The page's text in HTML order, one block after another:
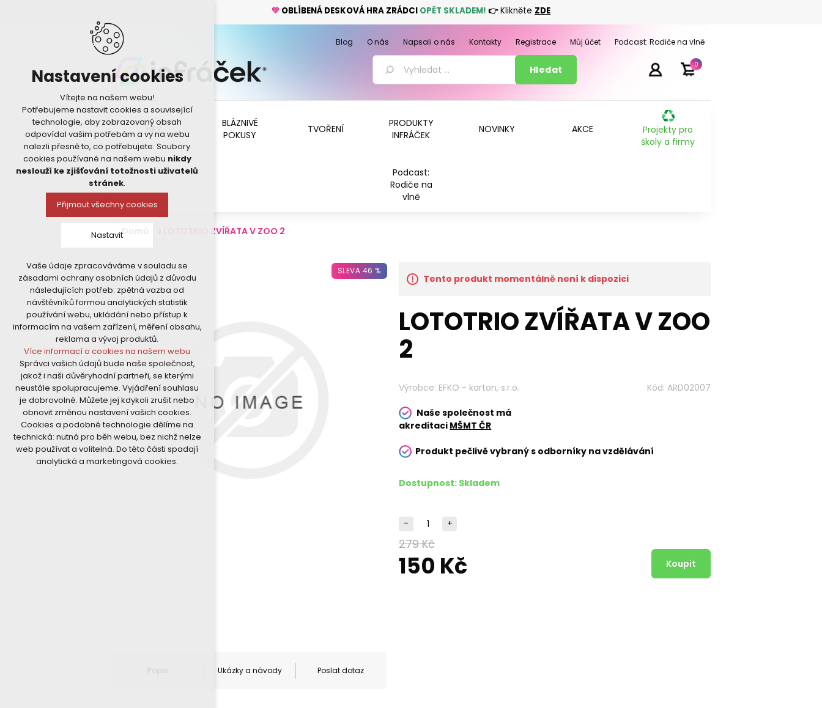
💚 OBLÍBENÁ DESKOVÁ HRA ZRÁDCI OPĚT SKLADEM! 👉Klikněte ZDE
Nastavení cookies
Vítejte na našem webu!
Potřebujeme nastavit cookies a související
technologie, aby zobrazovaný obsah
odpovídal vašim potřebám a vy na webu
nalezli přesně to, co potřebujete. Soubory
cookies používané na našem webu nikdy
neslouží ke zjišťování totožnosti uživatelů
stránek.
Přijmout všechny cookies
Nastavit
Technická cookies
nutná pro provozování webu
udržení kontextu stránek (session):
případná přihlášení, volby jazyka, apod.
Volitelná cookies
analytická pro anonymizované
vyhodnocení návštěvnosti
marketingová cookies (Google)
Více informací o cookies na našem webu
Přijmout všechny cookies
Odmítnout vše
Vaše údaje zpracováváme v souladu se
zásadami ochrany osobních údajů z důvodu
následujících potřeb: zpětná vazba od
návštěvníků formou analytických statistik
používání webu, ukládání nebo přístup k
informacím na vašem zařízení, měření obsahu,
reklama a vývoj produktů.
Více informací o cookies na našem webu
Správci vašich údajů bude naše společnost,
jakož i naši důvěryhodní partneři, se kterými
neustále spolupracujeme. Vyjádření souhlasu
je dobrovolné. Můžete jej kdykoli zrušit nebo
obnovit změnou nastavení vašich cookies.
Cookies a podobné technologie dělíme na
technická: nutná pro běh webu, bez nichž nelze
web používat a volitelná. Do této části spadají
analytická a marketingová cookies.
0
HRY
BLÁZNIVÉ
POKUSY
TVOŘENÍ
PRODUKTY
INFRÁČEK
NOVINKY AKCE
Projekty pro
školy a firmy
Podcast:
Rodiče na
vlně
Blog O nás Napsali o nás Kontakty Registrace Můj účet Podcast: Rodiče na vlně
Domů LOTOTRIO ZVÍŘATA V ZOO 2
SLEVA 46 %
Tento produkt momentálně není k dispozici
LOTOTRIO ZVÍŘATA V ZOO
2
Výrobce: EFKO - karton, s.r.o. Kód: ARD02007
Naše společnost má
akreditaci MŠMT ČR
Produkt pečlivě vybraný s odborníky na vzdělávání
Dostupnost: Skladem
279 Kč
150 Kč
- +
Ukázky a návody Poslat dotaz